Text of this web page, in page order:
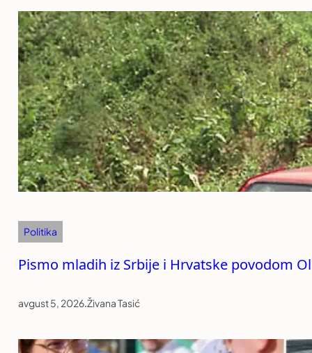
Politika
Pismo mladih iz Srbije i Hrvatske povodom
avgust 5, 2026.Živana Tasić